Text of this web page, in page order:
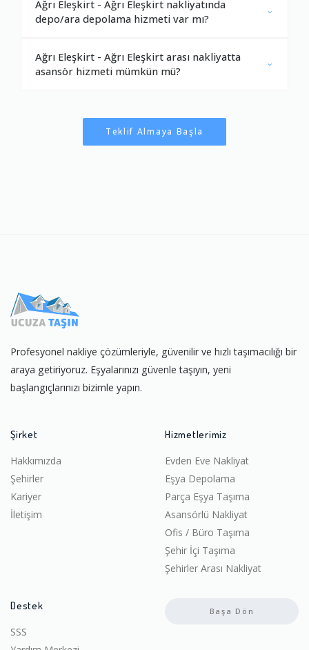
Ağrı Eleşkirt - Ağrı Eleşkirt nakliyatında
depo/ara depolama hizmeti var mı?
Ağrı Eleşkirt - Ağrı Eleşkirt arası nakliyatta
asansör hizmeti mümkün mü?
Teklif Almaya Başla
Profesyonel nakliye çözümleriyle, güvenilir ve hızlı taşımacılığı bir
araya getiriyoruz. Eşyalarınızı güvenle taşıyın, yeni
başlangıçlarınızı bizimle yapın.
Şirket
Hakkımızda
Şehirler
Kariyer
İletişim
Hizmetlerimiz
Evden Eve Nakliyat
Eşya Depolama
Parça Eşya Taşıma
Asansörlü Nakliyat
Ofis / Büro Taşıma
Şehir İçi Taşıma
Şehirler Arası Nakliyat
Destek
SSS
Başa Dön